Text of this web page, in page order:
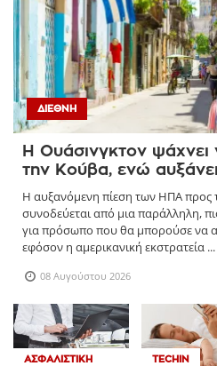
ΔΙΕΘΝΉ
Η Ουάσινγκτον ψάχνει
την Κούβα, ενώ
Η αυξανόμενη πίεση των ΗΠΑ προς
συνοδεύεται από μια παράλληλη,
για πρόσωπο που θα μπορούσε να
εφόσον η αμερικανική εκστρατεία ...
08 Αυγούστου 2026
ΑΣΦΑΛΙΣΤΙΚΉ TECHIN